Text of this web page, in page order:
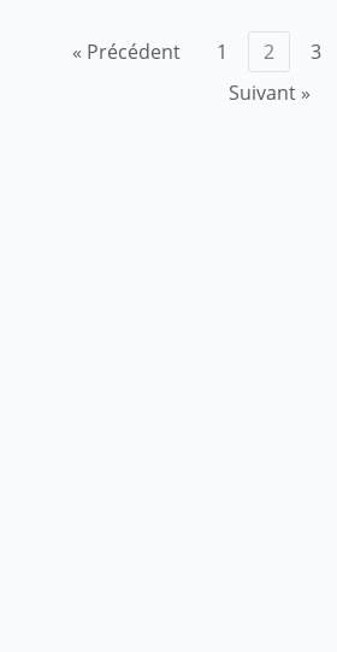
Pagination
« Précédent 1 2 3
Suivant »